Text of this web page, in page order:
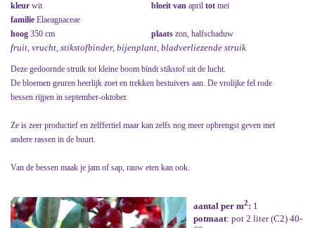
kleur wit bloeit van april tot mei
familie Elaeagnaceae
hoog 350 cm plaats zon, halfschaduw
fruit, vrucht, stikstofbinder, bijenplant, bladverliezende struik
Deze gedoornde struik tot kleine boom bindt stikstof uit de lucht.
De bloemen geuren heerlijk zoet en trekken bestuivers aan. De vrolijke fel rode
bessen rijpen in september-oktober.
Ze is zeer productief en zelffertiel maar kan zelfs nog meer opbrengst geven met
andere rassen in de buurt.
Van de bessen maak je jam of sap, rauw eten kan ook.
aantal per m2: 1
potmaat: pot 2 liter (C2) 40-